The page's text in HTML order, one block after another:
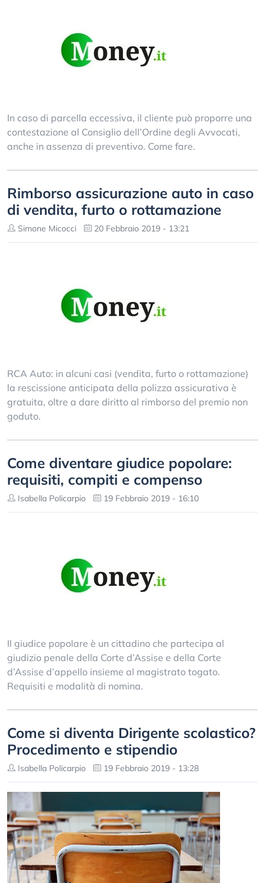
In caso di parcella eccessiva, il cliente può proporre una
contestazione al Consiglio dell’Ordine degli Avvocati,
anche in assenza di preventivo. Come fare.
Rimborso assicurazione auto in caso
di vendita, furto o rottamazione
Simone Micocci 20 Febbraio 2019 - 13:21
RCA Auto: in alcuni casi (vendita, furto o rottamazione)
la rescissione anticipata della polizza assicurativa è
gratuita, oltre a dare diritto al rimborso del premio non
goduto.
Come diventare giudice popolare:
requisiti, compiti e compenso
Isabella Policarpio 19 Febbraio 2019 - 16:10
Il giudice popolare è un cittadino che partecipa al
giudizio penale della Corte d’Assise e della Corte
d’Assise d’appello insieme al magistrato togato.
Requisiti e modalità di nomina.
Come si diventa Dirigente scolastico?
Procedimento e stipendio
Isabella Policarpio 19 Febbraio 2019 - 13:28